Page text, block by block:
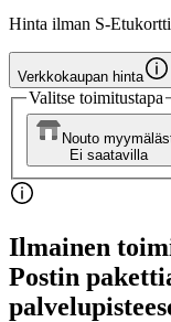
Hinta ilman S-
Verkkokaupan hinta
Valitse toimitustapa
Nouto
Ei saatavilla
Ilmainen
Postin